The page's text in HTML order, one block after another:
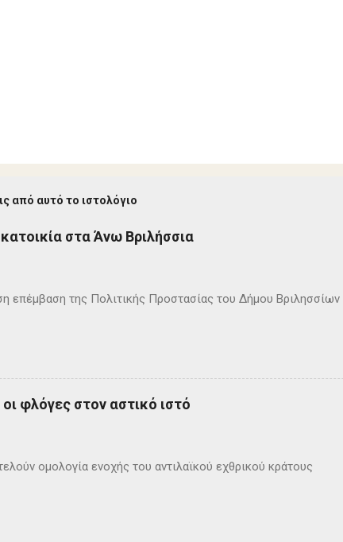
από αυτό το ιστολόγιο
στα Άνω Βριλήσσια
επέμβαση της Πολιτικής Προστασίας του Δήμου Βριλησσίων
φλόγες στον αστικό ιστό
ομολογία ενοχής του αντιλαϊκού εχθρικού κράτους